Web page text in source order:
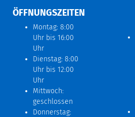
ÖFFNUNGSZEITEN
Montag: 8:00
Uhr bis 16:00
Uhr
Dienstag: 8:00
Uhr bis 12:00
Uhr
Mittwoch:
geschlossen
Donnerstag: